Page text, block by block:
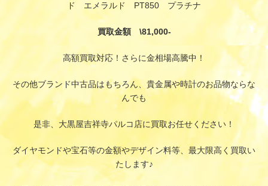
ド エメラルド PT850 プラチナ
買取金額 \81,000-
高額買取対応！さらに金相場高騰中！
その他ブランド中古品はもちろん、貴金属や時計のお品物ならな
んでも
是非、大黒屋吉祥寺パルコ店に買取お任せください！
ダイヤモンドや宝石等の金額やデザイン料等、最大限高く買取い
たします♪